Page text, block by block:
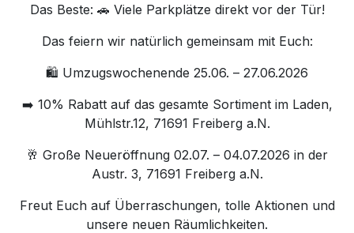
Das Beste: 🚗 Viele Parkplätze direkt vor der Tür!
Das feiern wir natürlich gemeinsam mit Euch:
🛍 Umzugswochenende 25.06. – 27.06.2026
➡️ 10% Rabatt auf das gesamte Sortiment im Laden,
Mühlstr.12, 71691 Freiberg a.N.
🥂 Große Neueröffnung 02.07. – 04.07.2026 in der
Austr. 3, 71691 Freiberg a.N.
Freut Euch auf Überraschungen, tolle Aktionen und
unsere neuen Räumlichkeiten.